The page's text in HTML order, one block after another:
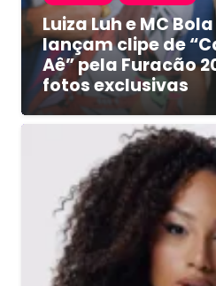
Luiza Luh e MC
lançam clipe de
Aê” pela Furacão
fotos exclusivas